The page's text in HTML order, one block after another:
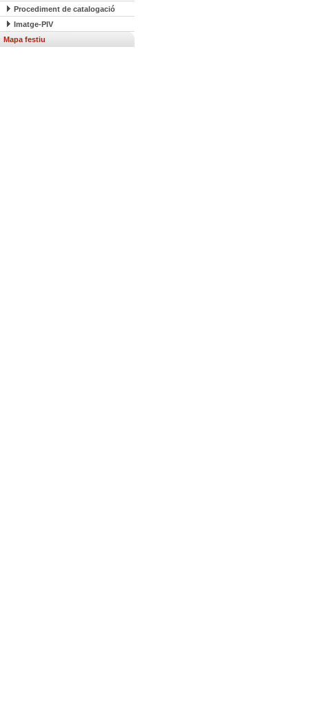
Procediment de catalogació
Imatge-PIV
Mapa festiu